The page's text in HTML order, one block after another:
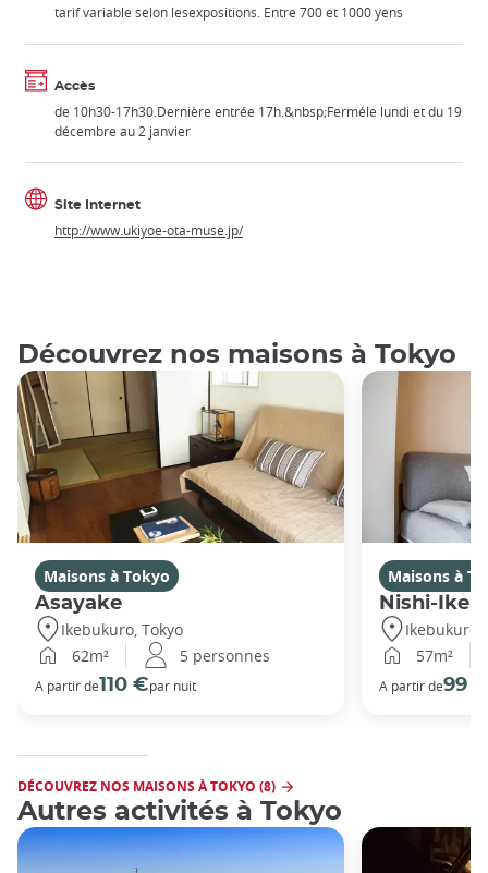
tarif variable selon lesexpositions. Entre 700 et 1000 yens
Accès
de 10h30-17h30.Dernière entrée 17h.&nbsp;Ferméle lundi et du 19
décembre au 2 janvier
Site Internet
http://www.ukiyoe-ota-muse.jp/
Découvrez nos maisons à Tokyo
Maisons à Tokyo
Asayake
Ikebukuro, Tokyo
62m²
5 personnes
A partir de110 €par nuit
Maisons à
Nishi-
Ikebukuro,
57m²
A partir de99 €
DÉCOUVREZ NOS MAISONS À TOKYO (8)
Autres activités à Tokyo